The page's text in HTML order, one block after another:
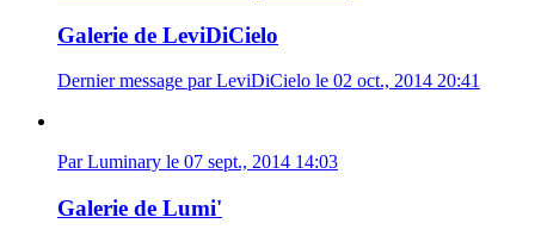
Galerie de LeviDiCielo
Dernier message par LeviDiCielo le 02 oct., 2014 20:41
Par Luminary le 07 sept., 2014 14:03
Galerie de Lumi'